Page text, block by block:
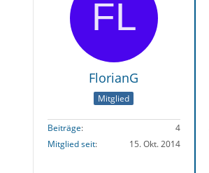
FlorianG
Mitglied
Beiträge
4
Mitglied seit
15. Okt. 2014